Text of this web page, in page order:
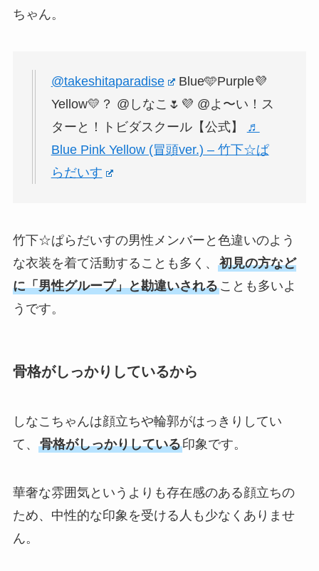
ちゃん。
@takeshitaparadise
Blue🩵Purple💜
Yellow💛？ @しなこ🌷💜 @よ〜い！ス
ターと！トビダスクール【公式】
♬
Blue Pink Yellow (冒頭ver.) – 竹下☆ぱ
らだいす
竹下☆ぱらだいすの男性メンバーと色違いのよう
な衣装を着て活動することも多く、 初見の方など
に「男性グループ」と勘違いされることも多いよ
うです。
骨格がしっかりしているから
しなこちゃんは顔立ちや輪郭がはっきりしてい
て、 骨格がしっかりしている印象です。
華奢な雰囲気というよりも存在感のある顔立ちの
ため、中性的な印象を受ける人も少なくありませ
ん。